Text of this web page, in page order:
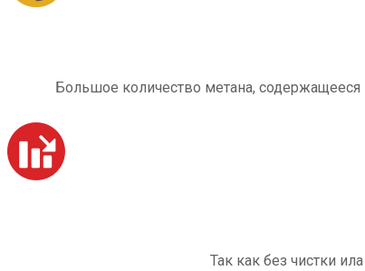
Большое количество метана,
Так как без чистки